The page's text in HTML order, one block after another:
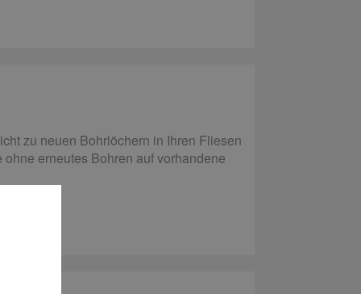
zu neuen Bohrlöchern in Ihren Fliesen
erneutes Bohren auf vorhandene